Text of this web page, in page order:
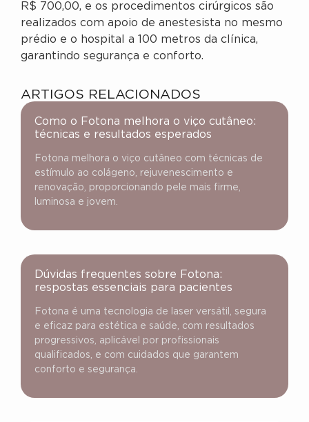
R$ 700,00, e os procedimentos cirúrgicos são
realizados com apoio de anestesista no mesmo
prédio e o hospital a 100 metros da clínica,
garantindo segurança e conforto.
ARTIGOS RELACIONADOS
Como o Fotona melhora o viço cutâneo:
técnicas e resultados esperados
Fotona melhora o viço cutâneo com técnicas de
estímulo ao colágeno, rejuvenescimento e
renovação, proporcionando pele mais firme,
luminosa e jovem.
Dúvidas frequentes sobre Fotona:
respostas essenciais para pacientes
Fotona é uma tecnologia de laser versátil, segura
e eficaz para estética e saúde, com resultados
progressivos, aplicável por profissionais
qualificados, e com cuidados que garantem
conforto e segurança.